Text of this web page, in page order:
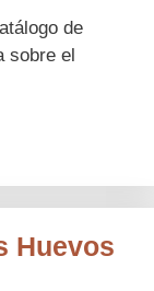
de
sobre el
Huevos